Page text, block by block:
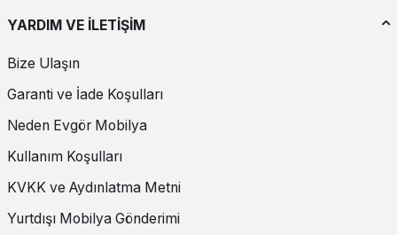
YARDIM VE İLETİŞİM
Bize Ulaşın
Garanti ve İade Koşulları
Neden Evgör Mobilya
Kullanım Koşulları
KVKK ve Aydınlatma Metni
Yurtdışı Mobilya Gönderimi